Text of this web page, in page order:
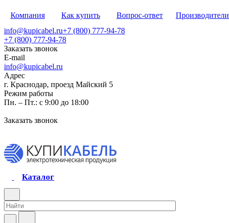
Компания Как купить Вопрос-ответ Производители
info@kupicabel.ru+7 (800) 777-94-78
+7 (800) 777-94-78
Заказать звонок
E-mail
info@kupicabel.ru
Адрес
г. Краснодар, проезд Майский 5
Режим работы
Пн. – Пт.: с 9:00 до 18:00
Заказать звонок
Каталог